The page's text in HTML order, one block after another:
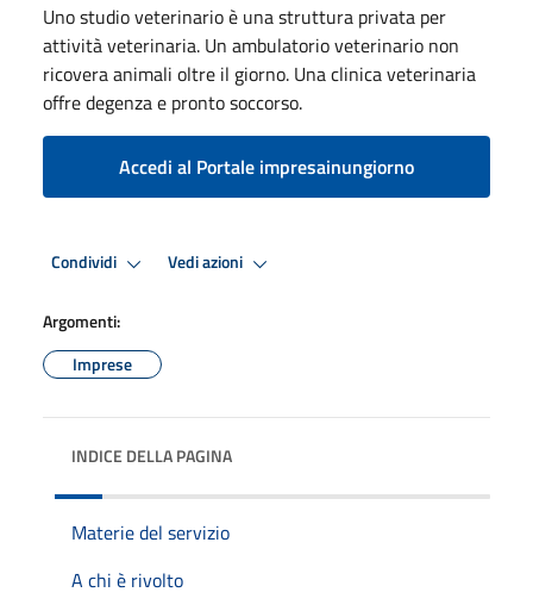
Uno studio veterinario è una struttura privata per
attività veterinaria. Un ambulatorio veterinario non
ricovera animali oltre il giorno. Una clinica veterinaria
offre degenza e pronto soccorso.
Accedi al Portale impresainungiorno
Condividi Vedi azioni
Argomenti:
Imprese
INDICE DELLA PAGINA
Materie del servizio
A chi è rivolto